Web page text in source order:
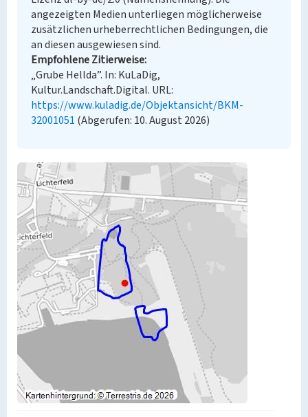
angezeigten Medien unterliegen möglicherweise
zusätzlichen urheberrechtlichen Bedingungen, die
an diesen ausgewiesen sind.
Empfohlene Zitierweise
„Grube Hellda”. In: KuLaDig,
Kultur.Landschaft.Digital. URL:
https://www.kuladig.de/Objektansicht/BKM-
32001051 (Abgerufen: 10. August 2026)